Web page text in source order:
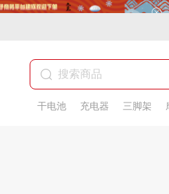
干电池 充电器 三脚架